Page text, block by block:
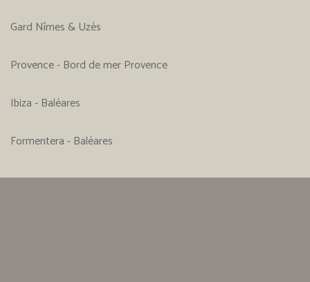
Gard Nîmes & Uzès
Provence - Bord de mer Provence
Ibiza - Baléares
Formentera - Baléares